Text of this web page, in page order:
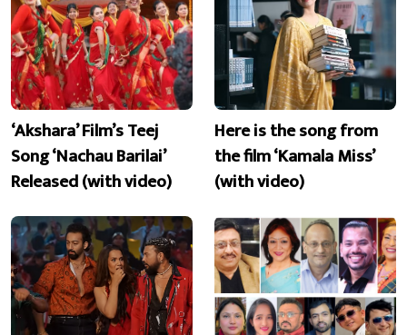
‘Akshara’ Film’s Teej
Song ‘Nachau Barilai’
Released (with video)
Here is the song from
the film ‘Kamala Miss’
(with video)